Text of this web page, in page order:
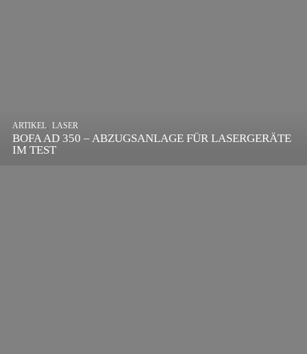
BOFA AD 350 – ABZUGSANLAGE FÜR LASERGERÄTE
IM TEST
ARTIKEL, LASER
DIE BEDEUTENDSTEN SCHRITTE ZUR
ERFOLGREICHEN MARKENBILDUNG IN DER
DIGITALEN ÄRA
ARTIKEL SONSTIGE